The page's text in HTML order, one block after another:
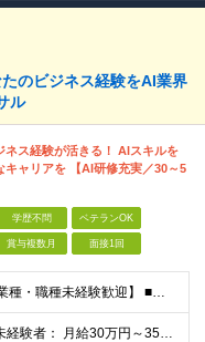
のビジネス経験をAI業界
ル
ネス経験が活きる！ AIスキルを
キャリアを 【AI研修充実／30～5
学歴不問 ベテランOK
賞与複数月 面接1回
【学歴・年齢不問、業種・職種未経験歓迎】 ■何らかの社会人経験がある方（3年以上） ※前職での経験や業務知識などを活かし、 将来性の高いAI・DX業界で活躍したい方歓迎！ ★入社前面談・アンケートあ
【前職給与保証】 ■未経験者： 月給30万円～35万円 ■ローキャリア（経験目安1年程度）： 月給35万円～40万円 ■経験者（経験目安3年以上）： 月給40万円～60万円 ■即戦力（経験目安5年以上